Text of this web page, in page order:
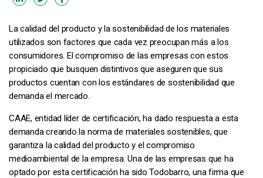
La calidad del producto y la sostenibilidad de los materiales
utilizados son factores que cada vez preocupan más a los
consumidores. El compromiso de las empresas con estos
propiciado que busquen distintivos que aseguren que sus
productos cuentan con los estándares de sostenibilidad que
demanda el mercado.
CAAE, entidad líder de certificación, ha dado respuesta a esta
demanda creando la norma de materiales sostenibles, que
garantiza la calidad del producto y el compromiso
medioambiental de la empresa. Una de las empresas que ha
optado por esta certificación ha sido Todobarro, una firma que